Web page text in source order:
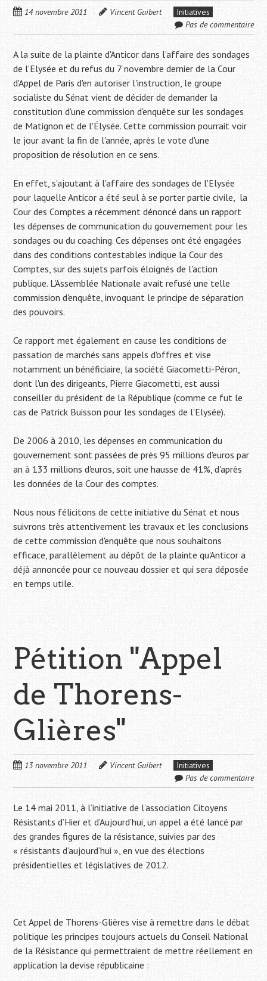
14 novembre 2011 Vincent Guibert
Initiatives
Pas de commentaire
A la suite de la plainte d'Anticor dans l'affaire des sondages
de l'Elysée et du refus du 7 novembre dernier de la Cour
d'Appel de Paris d'en autoriser l'instruction, le groupe
socialiste du Sénat vient de décider de demander la
constitution d'une commission d'enquête sur les sondages
de Matignon et de l'Élysée. Cette commission pourrait voir
le jour avant la fin de l'année, après le vote d'une
proposition de résolution en ce sens.
En effet, s'ajoutant à l'affaire des sondages de l'Elysée
pour laquelle Anticor a été seul à se porter partie civile, la
Cour des Comptes a récemment dénoncé dans un rapport
les dépenses de communication du gouvernement pour les
sondages ou du coaching. Ces dépenses ont été engagées
dans des conditions contestables indique la Cour des
Comptes, sur des sujets parfois éloignés de l'action
publique. L'Assemblée Nationale avait refusé une telle
commission d'enquête, invoquant le principe de séparation
des pouvoirs.
Ce rapport met également en cause les conditions de
passation de marchés sans appels d'offres et vise
notamment un bénéficiaire, la société Giacometti-Péron,
dont l'un des dirigeants, Pierre Giacometti, est aussi
conseiller du président de la République (comme ce fut le
cas de Patrick Buisson pour les sondages de l'Elysée).
De 2006 à 2010, les dépenses en communication du
gouvernement sont passées de près 95 millions d'euros par
an à 133 millions d'euros, soit une hausse de 41%, d'après
les données de la Cour des comptes.
Nous nous félicitons de cette initiative du Sénat et nous
suivrons très attentivement les travaux et les conclusions
de cette commission d'enquête que nous souhaitons
efficace, parallèlement au dépôt de la plainte qu'Anticor a
déjà annoncée pour ce nouveau dossier et qui sera déposée
en temps utile.
Pétition "Appel
de Thorens-
Glières"
13 novembre 2011 Vincent Guibert
Initiatives
Pas de commentaire
Le 14 mai 2011, à l’initiative de l’association Citoyens
Résistants d’Hier et d’Aujourd’hui, un appel a été lancé par
des grandes figures de la résistance, suivies par des
« résistants d’aujourd’hui », en vue des élections
présidentielles et législatives de 2012.
Cet Appel de Thorens-Glières vise à remettre dans le débat
politique les principes toujours actuels du Conseil National
de la Résistance qui permettraient de mettre réellement en
application la devise républicaine :